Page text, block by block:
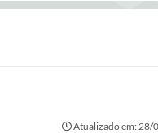
Atualizado em: 28/